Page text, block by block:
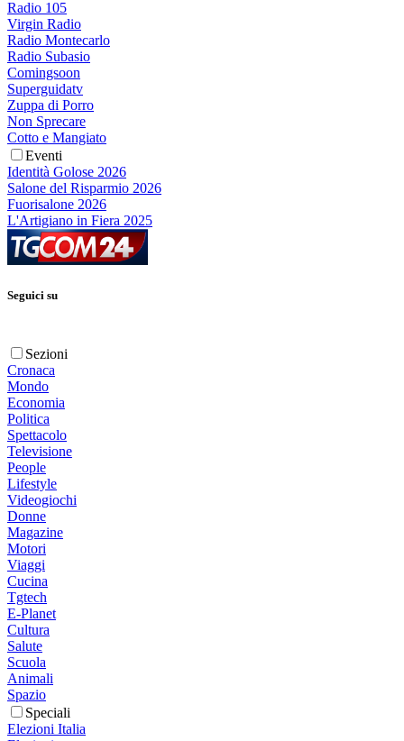
Radio 105
Virgin Radio
Radio Montecarlo
Radio Subasio
Comingsoon
Superguidatv
Zuppa di Porro
Non Sprecare
Cotto e Mangiato
Eventi
Identità Golose 2026
Salone del Risparmio 2026
Fuorisalone 2026
L'Artigiano in Fiera 2025
Seguici su
Sezioni
Cronaca
Mondo
Economia
Politica
Spettacolo
Televisione
People
Lifestyle
Videogiochi
Donne
Magazine
Motori
Viaggi
Cucina
Tgtech
E-Planet
Cultura
Salute
Scuola
Animali
Spazio
Speciali
Elezioni Italia